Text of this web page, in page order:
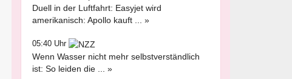
Duell in der Luftfahrt: Easyjet wird
amerikanisch: Apollo kauft ... »
05:40 Uhr
Wenn Wasser nicht mehr selbstverständlich
ist: So leiden die ... »